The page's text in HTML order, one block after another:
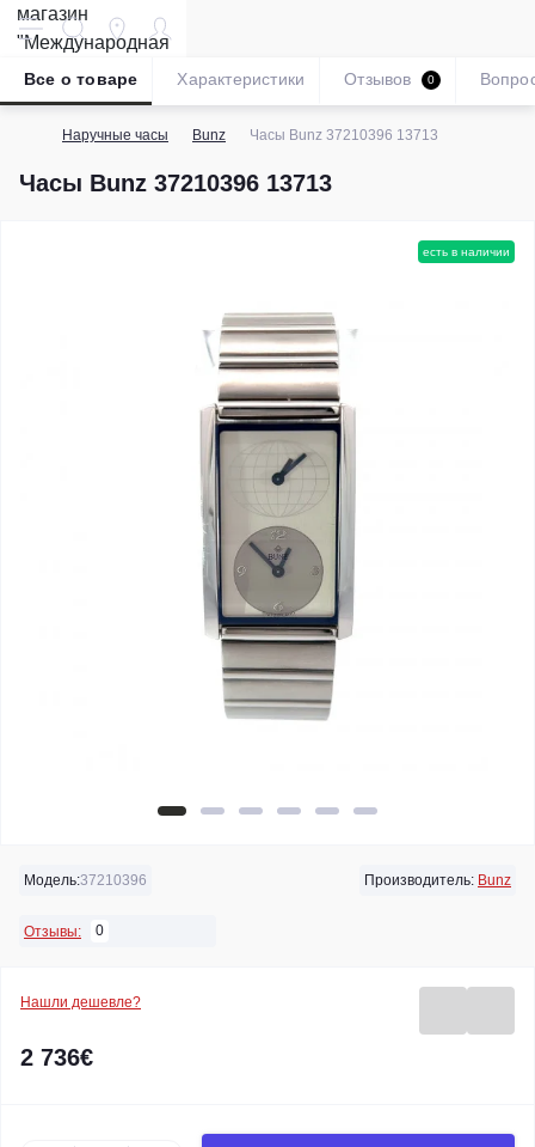
Наручные часы Bunz Часы Bunz 37210396 13713
Часы Bunz 37210396 13713
Все о товаре Характеристики Отзывов 0
есть в наличии
Модель:37210396 Производитель: Bunz
Отзывы: 0
Нашли дешевле?
2 736€